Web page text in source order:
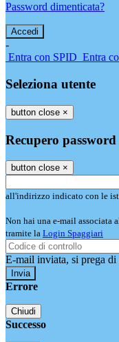
Password dimenticata?
-
Entra con SPID Entra
Seleziona utente
button close ×
Recupero password
button close ×
all'indirizzo indicato con le
Non hai una e-mail associata
tramite la Login Spaggiari
E-mail inviata, si prega di
Errore
Chiudi
Successo